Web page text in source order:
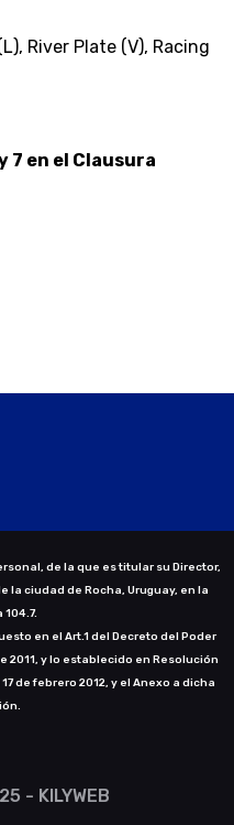
River Plate (V), Racing
7 en el Clausura
de la que es titular su Director,
la ciudad de Rocha, Uruguay, en la
en el Art.1 del Decreto del Poder
2011, y lo establecido en Resolución
de febrero 2012, y el Anexo a dicha
- KILYWEB